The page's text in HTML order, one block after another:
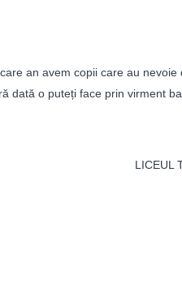
an avem copii care au
dată o puteți face prin virment
LICEUL